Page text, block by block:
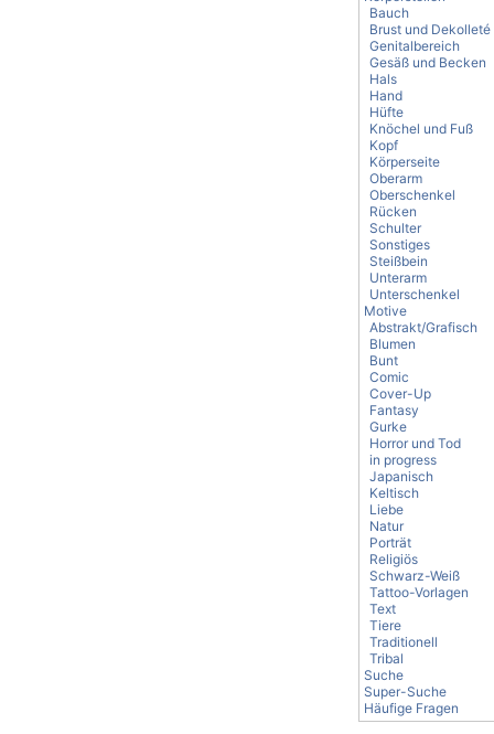
Bauch
Brust und Dekolleté
Genitalbereich
Gesäß und Becken
Hals
Hand
Hüfte
Knöchel und Fuß
Kopf
Körperseite
Oberarm
Oberschenkel
Rücken
Schulter
Sonstiges
Steißbein
Unterarm
Unterschenkel
Motive
Abstrakt/Grafisch
Blumen
Bunt
Comic
Cover-Up
Fantasy
Gurke
Horror und Tod
in progress
Japanisch
Keltisch
Liebe
Natur
Porträt
Religiös
Schwarz-Weiß
Tattoo-Vorlagen
Text
Tiere
Traditionell
Tribal
Suche
Super-Suche
Häufige Fragen